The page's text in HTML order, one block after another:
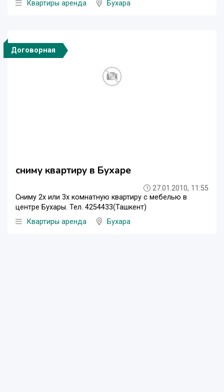
Квартиры аренда Бухара
Договорная
cниму квартиру в Бухаре
27.01.2010, 11:55
Сниму 2х или 3х комнатную квартиру с мебелью в
центре Бухары. Тел. 4254433(Ташкент)
Квартиры аренда
Бухара